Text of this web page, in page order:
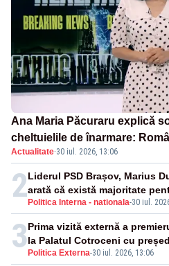
Ana Maria Păcuraru explică
cheltuielile de înarmare:
achiziții și un echilibru între
Actualitate·30 iul. 2026, 13:06
2 Politica Interna - nationala-30 iul.
Liderul PSD Brașov, Marius
arată că există majoritate
3 Politica Externa-30 iul. 2026, 13:06
Prima vizită externă a
la Palatul Cotroceni cu